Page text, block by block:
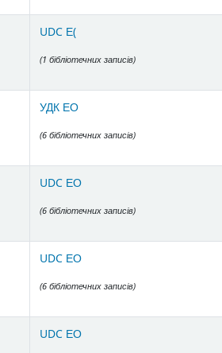
UDC Е(
(1 бібліотечних записів)
УДК ЕО
(6 бібліотечних записів)
UDC ЕО
(6 бібліотечних записів)
UDC ЕО
(6 бібліотечних записів)
UDC ЕО